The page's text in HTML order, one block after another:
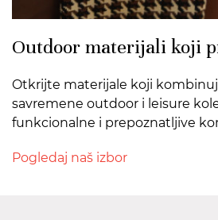
Outdoor materijali koji
Otkrijte materijale koji
savremene outdoor i leisure
funkcionalne i prepoznatljive
Pogledaj naš izbor